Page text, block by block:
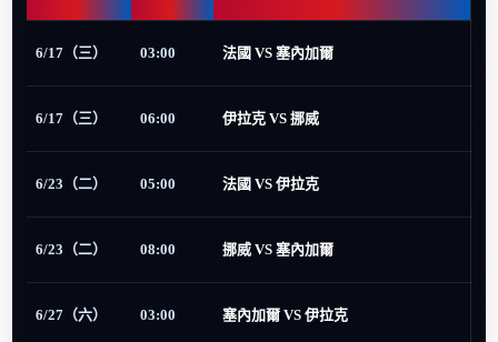
6/17（三） 03:00 法國 VS 塞內加爾
6/17（三） 06:00 伊拉克 VS 挪威
6/23（二） 05:00 法國 VS 伊拉克
6/23（二） 08:00 挪威 VS 塞內加爾
6/27（六） 03:00 塞內加爾 VS 伊拉克